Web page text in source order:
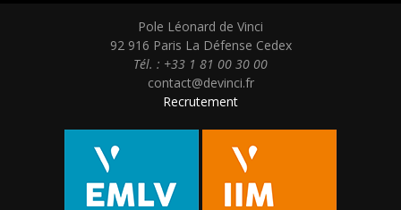
Pole Léonard de Vinci
92 916 Paris La Défense Cedex
Tél. : +33 1 81 00 30 00
contact@devinci.fr
Recrutement